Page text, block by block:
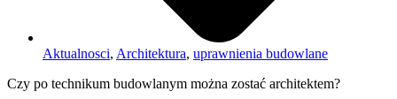
Aktualnosci, Architektura, uprawnienia budowlane
Czy po technikum budowlanym można zostać architektem?